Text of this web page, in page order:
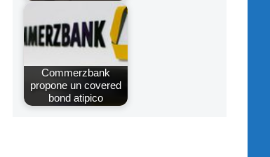
Commerzbank
propone un covered
bond atipico